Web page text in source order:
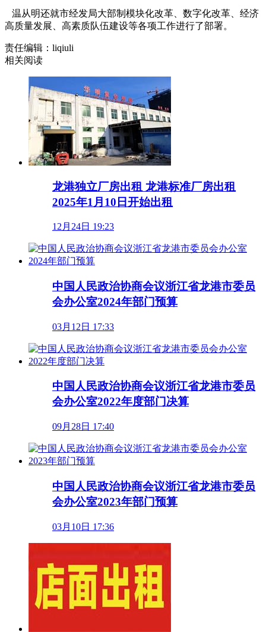
温从明还就市经发局大部制模块化改革、数字化改革、经济
高质量发展、高素质队伍建设等各项工作进行了部署。
责任编辑：liqiuli
相关阅读
龙港独立厂房出租 龙港标准厂房出租
2025年1月10日开始出租
12月24日 19:23
中国人民政治协商会议浙江省龙港市委员
会办公室2024年部门预算
03月12日 17:33
中国人民政治协商会议浙江省龙港市委员
会办公室2022年度部门决算
09月28日 17:40
中国人民政治协商会议浙江省龙港市委员
会办公室2023年部门预算
03月10日 17:36